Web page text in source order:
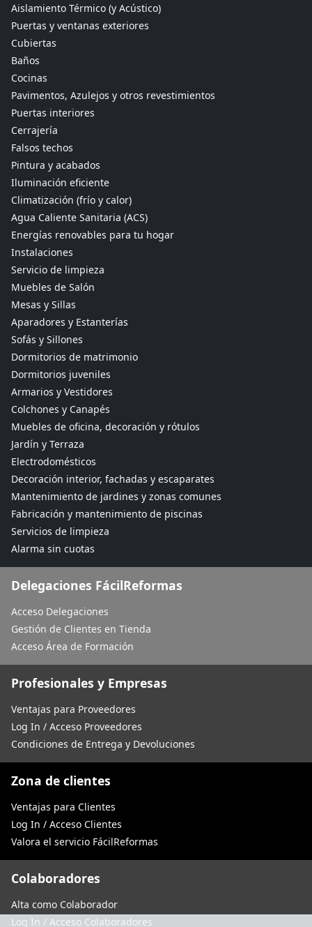
Aislamiento Térmico (y Acústico)
Puertas y ventanas exteriores
Cubiertas
Baños
Cocinas
Pavimentos, Azulejos y otros revestimientos
Puertas interiores
Cerrajería
Falsos techos
Pintura y acabados
Iluminación eficiente
Climatización (frío y calor)
Agua Caliente Sanitaria (ACS)
Energías renovables para tu hogar
Instalaciones
Servicio de limpieza
Muebles de Salón
Mesas y Sillas
Aparadores y Estanterías
Sofás y Sillones
Dormitorios de matrimonio
Dormitorios juveniles
Armarios y Vestidores
Colchones y Canapés
Muebles de oficina, decoración y rótulos
Jardín y Terraza
Electrodomésticos
Decoración interior, fachadas y escaparates
Mantenimiento de jardines y zonas comunes
Fabricación y mantenimiento de piscinas
Servicios de limpieza
Alarma sin cuotas
Delegaciones FácilReformas
Acceso Delegaciones
Gestión de Clientes en Tienda
Acceso Área de Formación
Profesionales y Empresas
Ventajas para Proveedores
Log In / Acceso Proveedores
Condiciones de Entrega y Devoluciones
Zona de clientes
Ventajas para Clientes
Log In / Acceso Clientes
Valora el servicio FácilReformas
Colaboradores
Alta como Colaborador
Log In / Acceso Colaboradores